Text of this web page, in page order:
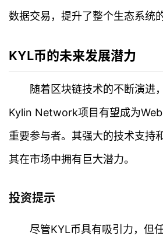
首
行
数据交易，提升了整个生态系统
KYL币的未来发展潜力
随着区块链技术的不断演进
Kylin Network项目有望成为
重要参与者。其强大的技术支持
其在市场中拥有巨大潜力。
投资提示
尽管KYL币具有吸引力，但